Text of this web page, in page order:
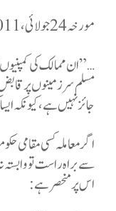
مورخہ 24 جولائی، 2011ء کو ایک اور سوال کا جواب
”…ان ممالک کی
مسلم سرزمینوں پر قابض
جائز نہیں ہے، کیونکہ
اگر معاملہ کسی مقامی
سے براہ راست تو
اس پر منحصر ہے: